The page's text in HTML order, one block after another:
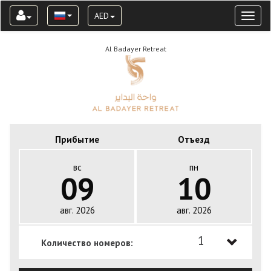
AED
Al Badayer Retreat
Прибытие Отъезд
вс
09
авг. 2026
пн
10
авг. 2026
Количество номеров: 1